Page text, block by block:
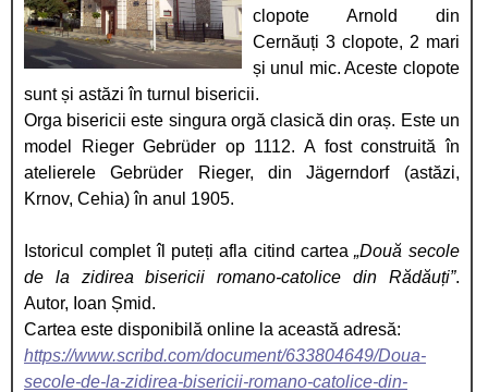
clopote Arnold din
Cernăuți 3 clopote, 2 mari
și unul mic. Aceste clopote
sunt și astăzi în turnul bisericii.
Orga bisericii este singura orgă clasică din oraș. Este un
model Rieger Gebrüder op 1112. A fost construită în
atelierele Gebrüder Rieger, din Jägerndorf (astăzi,
Krnov, Cehia) în anul 1905.
Istoricul complet îl puteți afla citind cartea „Două secole
de la zidirea bisericii romano-catolice din Rădăuți”.
Autor, Ioan Șmid.
Cartea este disponibilă online la această adresă:
https://www.scribd.com/document/633804649/Doua-
secole-de-la-zidirea-bisericii-romano-catolice-din-